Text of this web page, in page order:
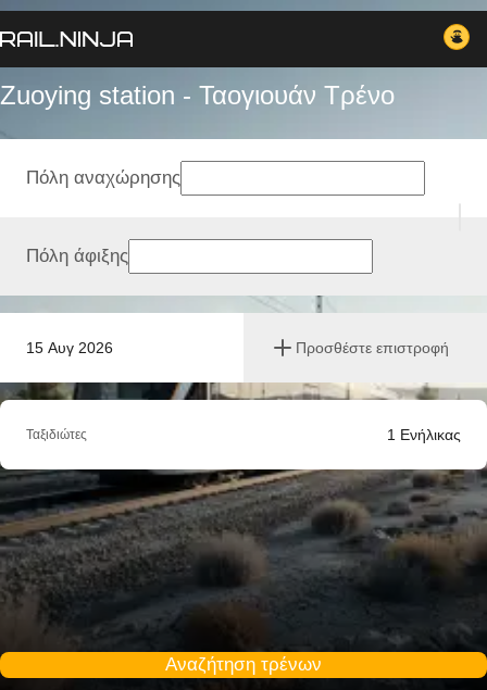
Zuoying station - Ταογιουάν Tρένο
15 Αυγ 2026 Προσθέστε επιστροφή
Πόλη αναχώρησης
Πόλη άφιξης
Ταξιδιώτες 1 Ενήλικας
Αναζήτηση τρένων